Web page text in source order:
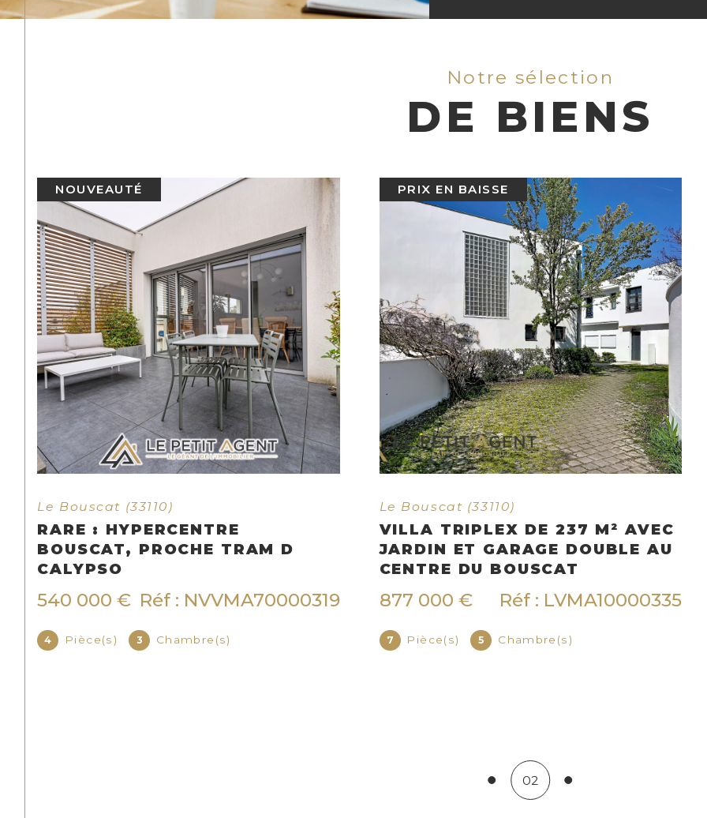
Notre sélection
DE BIENS
A –
DANS
SOUS-OFFRE
NOUVEAUTÉ
Le Bouscat (33110)
LUMINEUX T3 (POSSIBILITÉ T4)
– À 7 MIN À PIED DU TRAM C –
199 000 € Réf : ES110000361
4 Pièce(s)
NOUVEAUTÉ
Cestas (33610)
CESTAS - MAISON 5
AVEC PISCINE -
ENVIRONNEMENT
RECHERCHE
Réf :